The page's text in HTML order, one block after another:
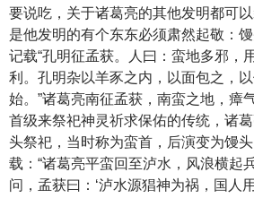
要说吃，关于诸葛亮的其他发明都可
是他发明的有个东东必须肃然起敬：馒
记载“孔明征孟获。人曰：蛮地多邪，
利。孔明杂以羊豕之内，以面包之，
始。”诸葛亮南征孟获，南蛮之地，瘴
首级来祭祀神灵祈求保佑的传统，诸
头祭祀，当时称为蛮首，后演变为馒
载：“诸葛亮平蛮回至泸水，风浪横起
问，孟获曰：‘泸水源猖神为祸，国人